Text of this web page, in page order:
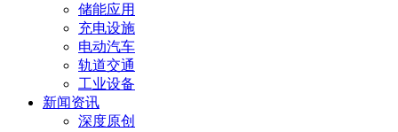
储能应用
充电设施
电动汽车
轨道交通
工业设备
新闻资讯
深度原创